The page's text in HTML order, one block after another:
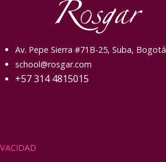
Av. Pepe Sierra #71B-25, Suba, Bogotá
school@rosgar.com
+57 314 4815015